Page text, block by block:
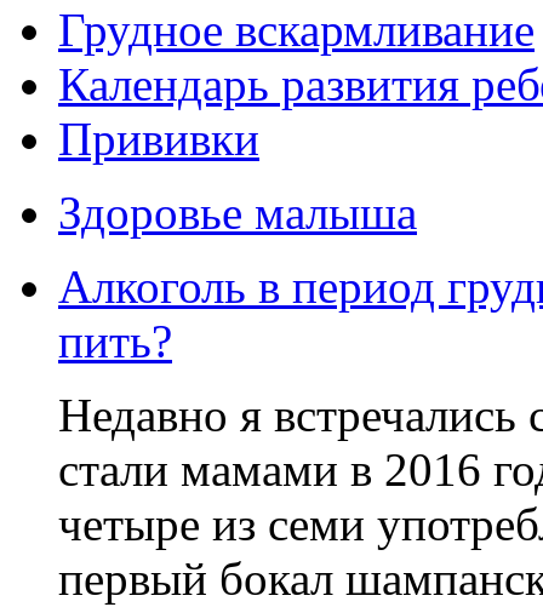
Грудное вскармливание
Календарь развития
Прививки
Здоровье малыша
Алкоголь в период
пить?
Недавно я
стали мамами в 2016
четыре из семи
первый бокал